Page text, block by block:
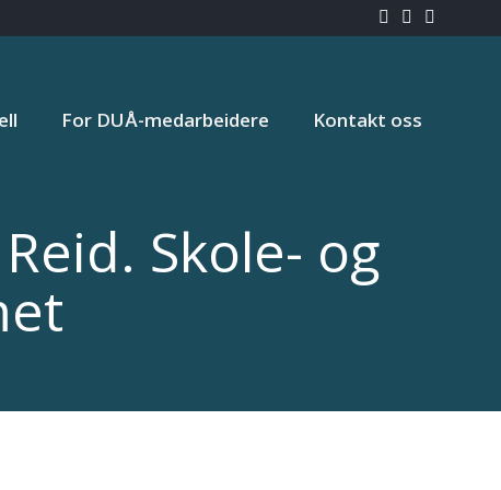
For DUÅ-medarbeidere Kontakt oss
Skole- og